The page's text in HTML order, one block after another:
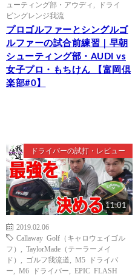
ューティング部・アウディ
ドライ
ビングレンジ我流
プロゴルファーとシングルゴ
ルファーの試合前練習｜早朝
シューティング部・AUDI vs
女子プロ・もちけん 【富岡倶
楽部#0】
ドライバーの試打・レビュー
11:01
2019.02.06
Callaway Golf（キャロウェイゴル
フ）
TaylorMade（テーラーメイ
ド）
ゴルフ我流道
M5 ドライバ
ー
M6 ドライバー
EPIC FLASH